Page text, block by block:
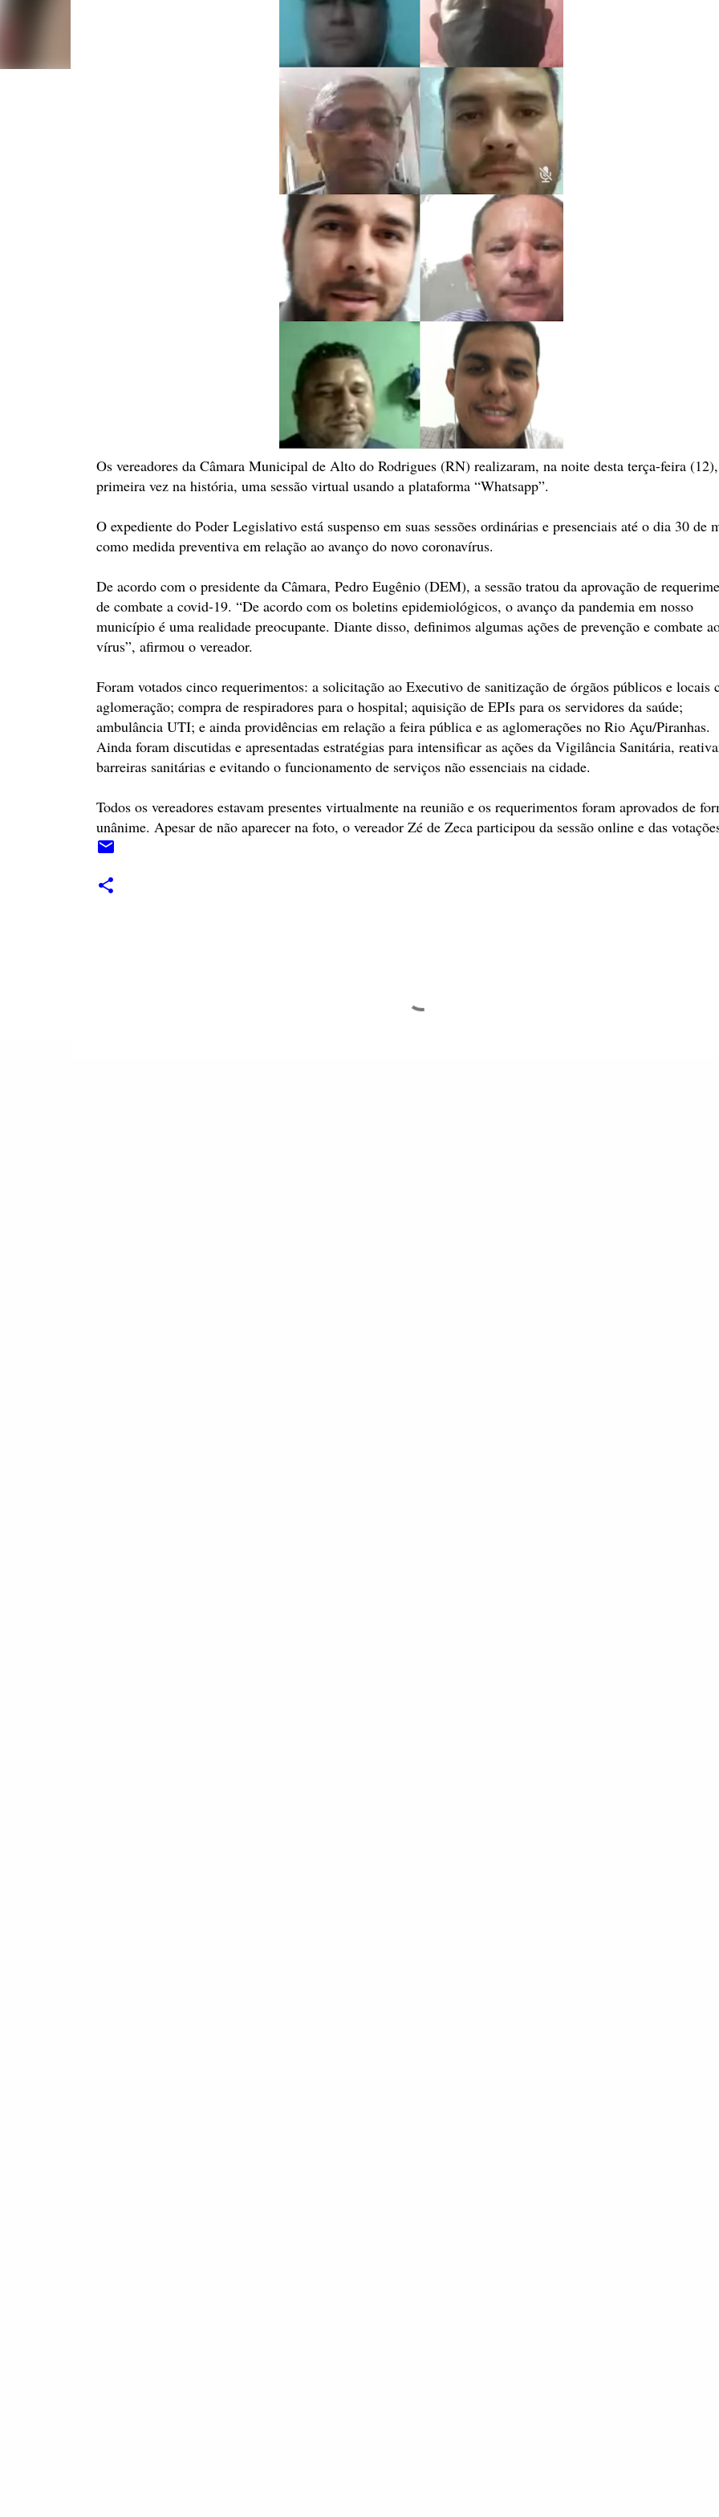
Os vereadores da Câmara Municipal de Alto do Rodrigues (RN) realizaram, na noite desta terça-feira
primeira vez na história, uma sessão virtual usando a plataforma “Whatsapp”.
O expediente do Poder Legislativo está suspenso em suas sessões ordinárias e presenciais até o dia 30 de
como medida preventiva em relação ao avanço do novo coronavírus.
De acordo com o presidente da Câmara, Pedro Eugênio (DEM), a sessão tratou da aprovação de
de combate a covid-19. “De acordo com os boletins epidemiológicos, o avanço da pandemia em nosso
município é uma realidade preocupante. Diante disso, definimos algumas ações de prevenção e combate
vírus”, afirmou o vereador.
Foram votados cinco requerimentos: a solicitação ao Executivo de sanitização de órgãos públicos e locais
aglomeração; compra de respiradores para o hospital; aquisição de EPIs para os servidores da saúde;
ambulância UTI; e ainda providências em relação a feira pública e as aglomerações no Rio Açu/Piranhas.
Ainda foram discutidas e apresentadas estratégias para intensificar as ações da Vigilância Sanitária,
barreiras sanitárias e evitando o funcionamento de serviços não essenciais na cidade.
Todos os vereadores estavam presentes virtualmente na reunião e os requerimentos foram aprovados de
unânime. Apesar de não aparecer na foto, o vereador Zé de Zeca participou da sessão online e das